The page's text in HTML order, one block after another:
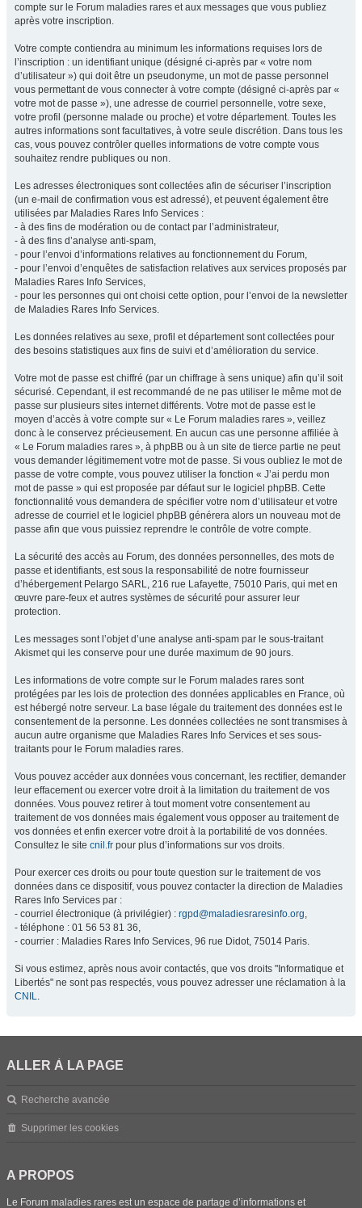
compte sur le Forum maladies rares et aux messages que vous publiez
après votre inscription.
Votre compte contiendra au minimum les informations requises lors de
l’inscription : un identifiant unique (désigné ci-après par « votre nom
d’utilisateur ») qui doit être un pseudonyme, un mot de passe personnel
vous permettant de vous connecter à votre compte (désigné ci-après par «
votre mot de passe »), une adresse de courriel personnelle, votre sexe,
votre profil (personne malade ou proche) et votre département. Toutes les
autres informations sont facultatives, à votre seule discrétion. Dans tous les
cas, vous pouvez contrôler quelles informations de votre compte vous
souhaitez rendre publiques ou non.
Les adresses électroniques sont collectées afin de sécuriser l’inscription
(un e-mail de confirmation vous est adressé), et peuvent également être
utilisées par Maladies Rares Info Services :
- à des fins de modération ou de contact par l’administrateur,
- à des fins d’analyse anti-spam,
- pour l’envoi d’informations relatives au fonctionnement du Forum,
- pour l’envoi d’enquêtes de satisfaction relatives aux services proposés par
Maladies Rares Info Services,
- pour les personnes qui ont choisi cette option, pour l’envoi de la newsletter
de Maladies Rares Info Services.
Les données relatives au sexe, profil et département sont collectées pour
des besoins statistiques aux fins de suivi et d’amélioration du service.
Votre mot de passe est chiffré (par un chiffrage à sens unique) afin qu’il soit
sécurisé. Cependant, il est recommandé de ne pas utiliser le même mot de
passe sur plusieurs sites internet différents. Votre mot de passe est le
moyen d’accès à votre compte sur « Le Forum maladies rares », veillez
donc à le conservez précieusement. En aucun cas une personne affiliée à
« Le Forum maladies rares », à phpBB ou à un site de tierce partie ne peut
vous demander légitimement votre mot de passe. Si vous oubliez le mot de
passe de votre compte, vous pouvez utiliser la fonction « J’ai perdu mon
mot de passe » qui est proposée par défaut sur le logiciel phpBB. Cette
fonctionnalité vous demandera de spécifier votre nom d’utilisateur et votre
adresse de courriel et le logiciel phpBB générera alors un nouveau mot de
passe afin que vous puissiez reprendre le contrôle de votre compte.
La sécurité des accès au Forum, des données personnelles, des mots de
passe et identifiants, est sous la responsabilité de notre fournisseur
d’hébergement Pelargo SARL, 216 rue Lafayette, 75010 Paris, qui met en
œuvre pare-feux et autres systèmes de sécurité pour assurer leur
protection.
Les messages sont l’objet d’une analyse anti-spam par le sous-traitant
Akismet qui les conserve pour une durée maximum de 90 jours.
Les informations de votre compte sur le Forum malades rares sont
protégées par les lois de protection des données applicables en France, où
est hébergé notre serveur. La base légale du traitement des données est le
consentement de la personne. Les données collectées ne sont transmises à
aucun autre organisme que Maladies Rares Info Services et ses sous-
traitants pour le Forum maladies rares.
Vous pouvez accéder aux données vous concernant, les rectifier, demander
leur effacement ou exercer votre droit à la limitation du traitement de vos
données. Vous pouvez retirer à tout moment votre consentement au
traitement de vos données mais également vous opposer au traitement de
vos données et enfin exercer votre droit à la portabilité de vos données.
Consultez le site cnil.fr pour plus d’informations sur vos droits.
Pour exercer ces droits ou pour toute question sur le traitement de vos
données dans ce dispositif, vous pouvez contacter la direction de Maladies
Rares Info Services par :
- courriel électronique (à privilégier) : rgpd@maladiesraresinfo.org,
- téléphone : 01 56 53 81 36,
- courrier : Maladies Rares Info Services, 96 rue Didot, 75014 Paris.
Si vous estimez, après nous avoir contactés, que vos droits "Informatique et
Libertés" ne sont pas respectés, vous pouvez adresser une réclamation à la
CNIL.
ALLER À LA PAGE
Recherche avancée
Supprimer les cookies
A PROPOS
Le Forum maladies rares est un espace de partage d’informations et